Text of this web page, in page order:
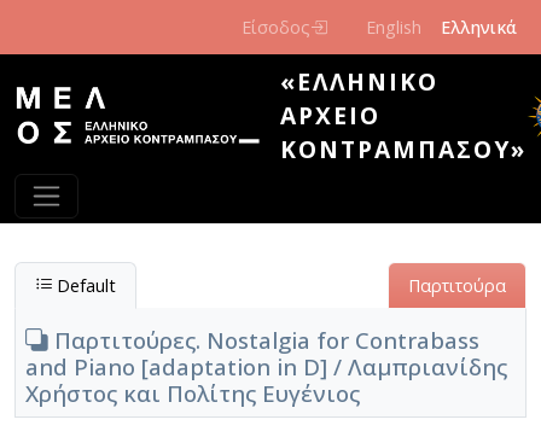
Είσοδος English Ελληνικά
«ΕΛΛΗΝΙΚΌ
ΑΡΧΕΊΟ
ΚΟΝΤΡΑΜΠΆΣΟΥ»
Default Παρτιτούρα
Παρτιτούρες. Nostalgia for Contrabass
and Piano [adaptation in D] / Λαμπριανίδης
Χρήστος και Πολίτης Ευγένιος